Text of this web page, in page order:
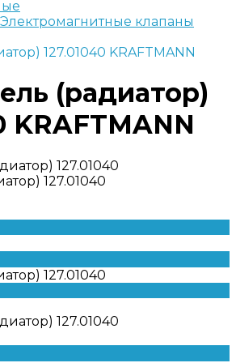
Электромагнитные клапаны
127.01040 KRAFTMANN
(радиатор)
KRAFTMANN
127.01040
127.01040